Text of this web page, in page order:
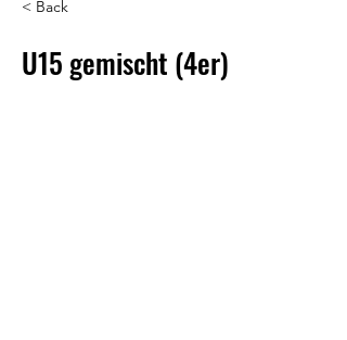
< Back
U15 gemischt (4er)